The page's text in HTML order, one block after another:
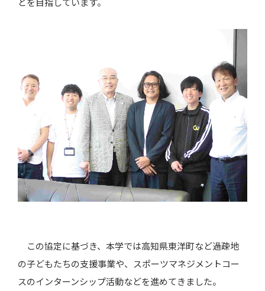
この協定に基づき、本学では高知県東洋町など過疎地
の子どもたちの支援事業や、スポーツマネジメントコー
スのインターンシップ活動などを進めてきました。